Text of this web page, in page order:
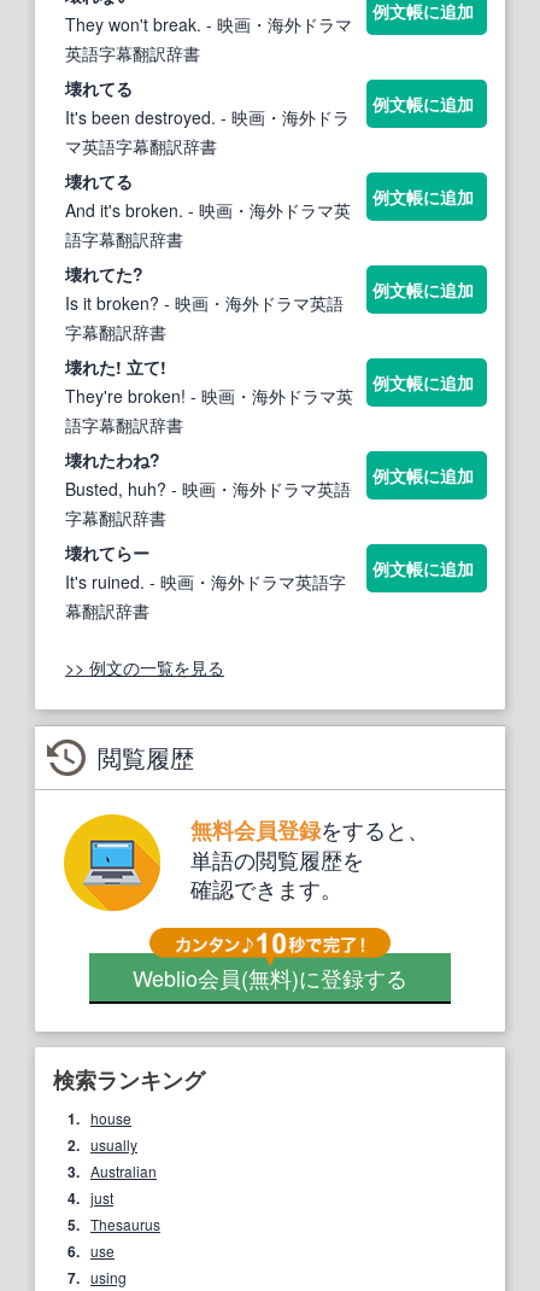
They won't break. - 映画・海外ドラマ
英語字幕翻訳辞書
例文帳に追加
壊れてる
It's been destroyed. - 映画・海外ドラ
マ英語字幕翻訳辞書
例文帳に追加
壊れてる
And it's broken. - 映画・海外ドラマ英
語字幕翻訳辞書
例文帳に追加
壊れてた?
Is it broken? - 映画・海外ドラマ英語
字幕翻訳辞書
例文帳に追加
壊れた! 立て!
They're broken! - 映画・海外ドラマ英
語字幕翻訳辞書
例文帳に追加
壊れたわね?
Busted, huh? - 映画・海外ドラマ英語
字幕翻訳辞書
例文帳に追加
壊れてらー
It's ruined. - 映画・海外ドラマ英語字
幕翻訳辞書
例文帳に追加
>> 例文の一覧を見る
閲覧履歴
無料会員登録をすると、
単語の閲覧履歴を
確認できます。
Weblio会員(無料)に登録する
検索ランキング
1. house
2. usually
3. Australian
4. just
5. Thesaurus
6. use
7. using